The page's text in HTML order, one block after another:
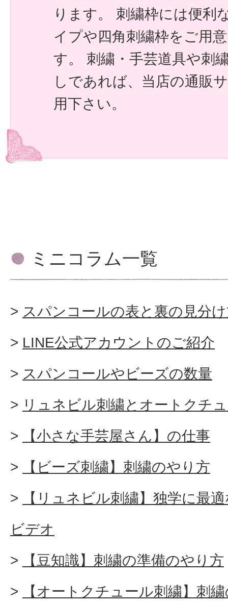
ります。 刺繍枠には便利
イプや四角刺繍枠をご用
す。 刺繍・手芸道具や刺
しであれば、当店の通販
用下さい。
ミニコラム一覧
スパンコールの表と裏の見分
LINE公式アカウントのご紹介
スパンコールやビーズの数量
リュネビル刺繍とオートクチ
【小さな手芸屋さん】の仕事
【ビーズ刺繍】刺繍のやり方
【リュネビル刺繍】独学に最
ビデオ
【豆知識】刺繍の準備のやり方
【オートクチュール刺繍】刺